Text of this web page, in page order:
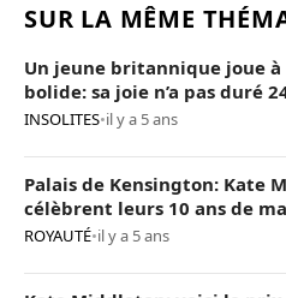
SUR LA MÊME
Un jeune britannique joue
bolide: sa joie n’a pas duré
INSOLITES•il y a 5 ans
Palais de Kensington: Kate
célèbrent leurs 10 ans de
ROYAUTÉ•il y a 5 ans